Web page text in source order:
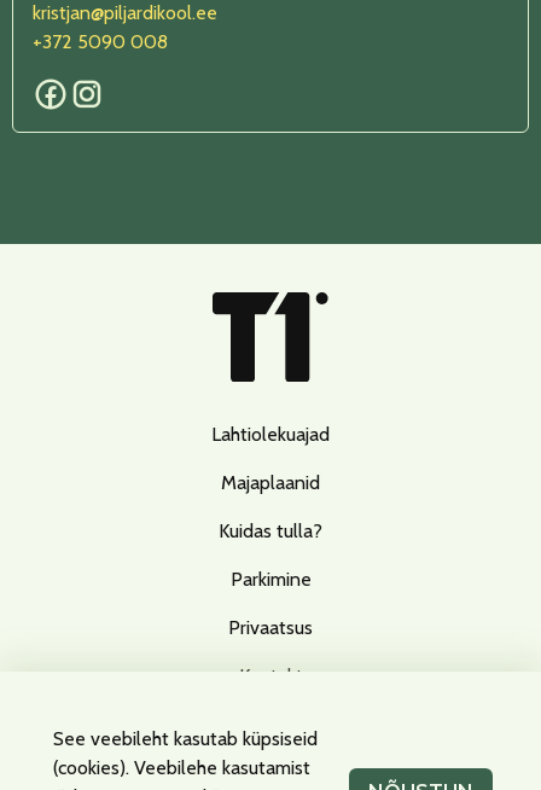
kristjan@piljardikool.ee
+372 5090 008
Lahtiolekuajad
Majaplaanid
Kuidas tulla?
Parkimine
Privaatsus
Kontakt
See veebileht kasutab küpsiseid
(cookies). Veebilehe kasutamist